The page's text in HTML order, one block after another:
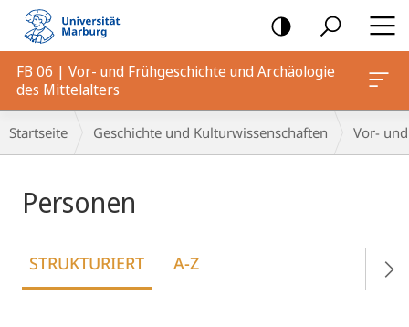
Mobile-
Navigation
FB 06 | Vor- und Frühgeschichte und Archäologie
des Mittelalters
Breadcrumb-
Navigation
Startseite Geschichte und Kulturwissenschaften Vor-
Personen
STRUKTURIERT A-Z